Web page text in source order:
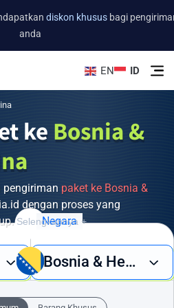
diskon khususbagi
anda
EN ID
ke Bosnia &
pengiriman paket ke Bosnia &
dengan proses yang
Selengkapnya +
ke Bosnia & Herzegovina yang
Intrasia.id hadir sebagai solusi
yang luas dan pengalaman
Negara
Bosnia & Herzegovina